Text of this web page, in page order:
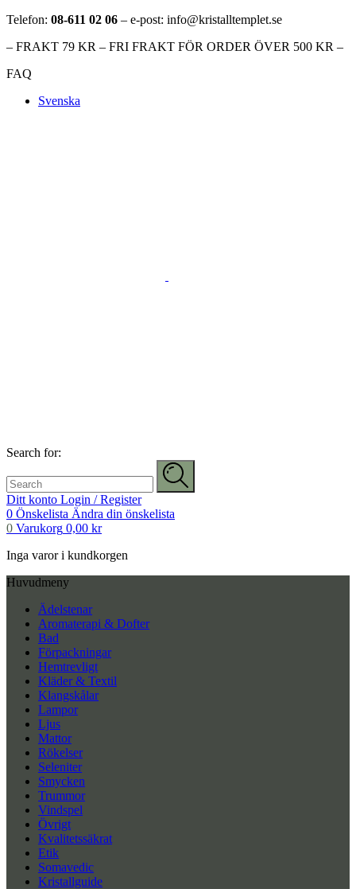
Telefon: 08-611 02 06 – e-post: info@kristalltemplet.se
– FRAKT 79 KR – FRI FRAKT FÖR ORDER ÖVER 500 KR –
FAQ
Svenska
Search for:
Ditt konto Login / Register
0 Önskelista Ändra din önskelista
0 Varukorg 0,00 kr
Inga varor i kundkorgen
Huvudmeny
Ädelstenar
Aromaterapi & Dofter
Bad
Förpackningar
Hemtrevligt
Kläder & Textil
Klangskålar
Lampor
Ljus
Mattor
Rökelser
Seleniter
Smycken
Trummor
Vindspel
Övrigt
Kvalitetssäkrat
Etik
Somavedic
Kristallguide